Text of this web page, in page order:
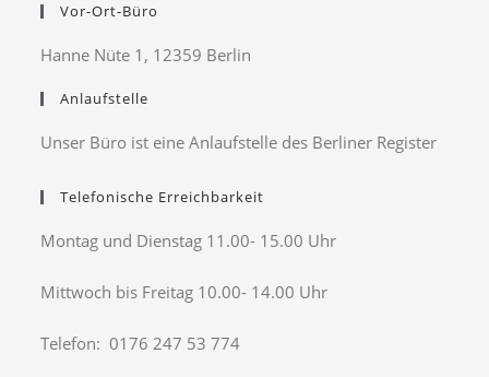
Vor-Ort-Büro
Hanne Nüte 1, 12359 Berlin
Anlaufstelle
Unser Büro ist eine Anlaufstelle des Berliner Register
Telefonische Erreichbarkeit
Montag und Dienstag 11.00- 15.00 Uhr
Mittwoch bis Freitag 10.00- 14.00 Uhr
Telefon: 0176 247 53 774